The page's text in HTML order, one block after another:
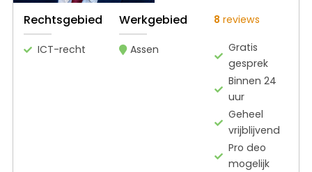
Rechtsgebied
ICT-recht
Werkgebied
Assen
8 reviews
Gratis
gesprek
Binnen 24
uur
Geheel
vrijblijvend
Pro deo
mogelijk